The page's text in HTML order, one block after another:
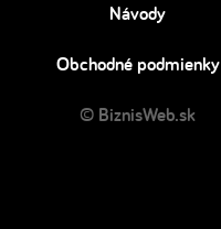
Návody
Obchodné podmienky
© BiznisWeb.sk